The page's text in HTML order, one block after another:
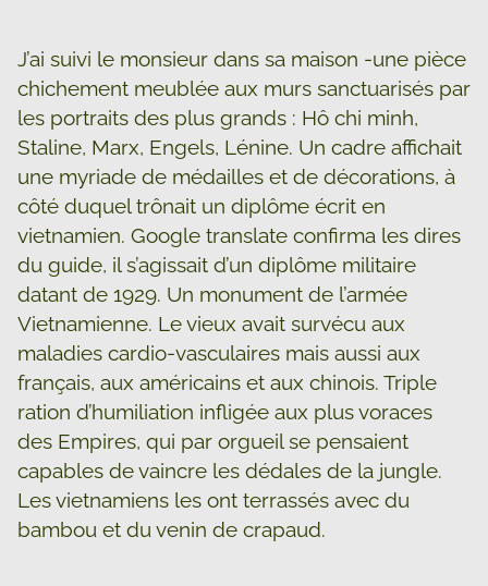
J’ai suivi le monsieur dans sa maison -une pièce
chichement meublée aux murs sanctuarisés par
les portraits des plus grands : Hô chi minh,
Staline, Marx, Engels, Lénine. Un cadre affichait
une myriade de médailles et de décorations, à
côté duquel trônait un diplôme écrit en
vietnamien. Google translate confirma les dires
du guide, il s’agissait d’un diplôme militaire
datant de 1929. Un monument de l’armée
Vietnamienne. Le vieux avait survécu aux
maladies cardio-vasculaires mais aussi aux
français, aux américains et aux chinois. Triple
ration d’humiliation infligée aux plus voraces
des Empires, qui par orgueil se pensaient
capables de vaincre les dédales de la jungle.
Les vietnamiens les ont terrassés avec du
bambou et du venin de crapaud.